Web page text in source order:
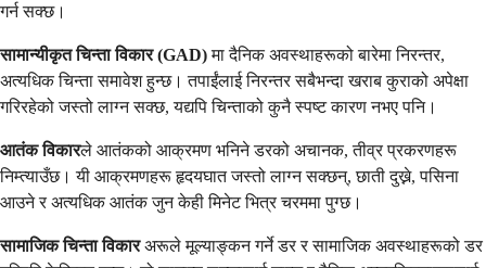
गर्न सक्छ।
सामान्यीकृत चिन्ता विकार (GAD)मा दैनिक अवस्थाहरूको बारेमा निरन्तर,
अत्यधिक चिन्ता समावेश हुन्छ। तपाईंलाई निरन्तर सबैभन्दा खराब कुराको अपेक्षा
गरिरहेको जस्तो लाग्न सक्छ, यद्यपि चिन्ताको कुनै स्पष्ट कारण नभए पनि।
आतंक विकारले आतंकको आक्रमण भनिने डरको अचानक, तीव्र प्रकरणहरू
निम्त्याउँछ। यी आक्रमणहरू हृदयघात जस्तो लाग्न सक्छन्, छाती दुख्ने, पसिना
आउने र अत्यधिक आतंक जुन केही मिनेट भित्र चरममा पुग्छ।
सामाजिक चिन्ता विकारअरूले मूल्याङ्कन गर्ने डर र सामाजिक अवस्थाहरूको डर